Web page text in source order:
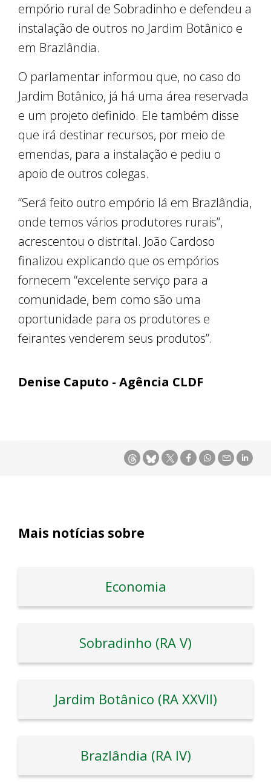
empório rural de Sobradinho e defendeu a
instalação de outros no Jardim Botânico e
em Brazlândia.
O parlamentar informou que, no caso do
Jardim Botânico, já há uma área reservada
e um projeto definido. Ele também disse
que irá destinar recursos, por meio de
emendas, para a instalação e pediu o
apoio de outros colegas.
“Será feito outro empório lá em Brazlândia,
onde temos vários produtores rurais”,
acrescentou o distrital. João Cardoso
finalizou explicando que os empórios
fornecem “excelente serviço para a
comunidade, bem como são uma
oportunidade para os produtores e
feirantes venderem seus produtos”.
Denise Caputo - Agência CLDF
Mais notícias sobre
Economia
Sobradinho (RA V)
Jardim Botânico (RA XXVII)
Brazlândia (RA IV)